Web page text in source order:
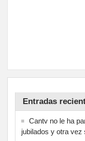
Entradas
Cantv no le ha
jubilados y otra vez